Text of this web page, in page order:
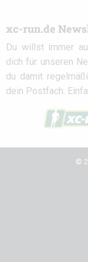
xc-run.de
Du willst immer
dich für unseren
du damit
dein Postfach.
©